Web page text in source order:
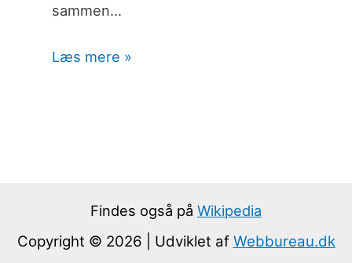
sammen…
Læs mere »
Findes også på Wikipedia
Copyright © 2026 | Udviklet af Webbureau.dk